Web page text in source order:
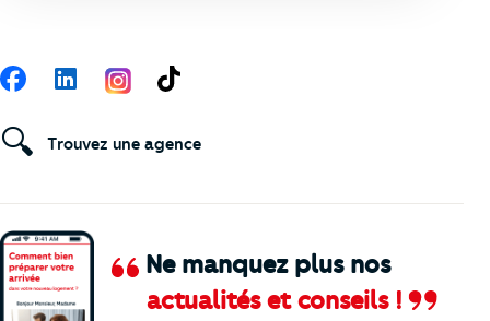
Ne manquez plus nos
actualités et conseils !
Suivez-nous
FacebookLinkedIn TikTok
🔍 Trouvez une agence